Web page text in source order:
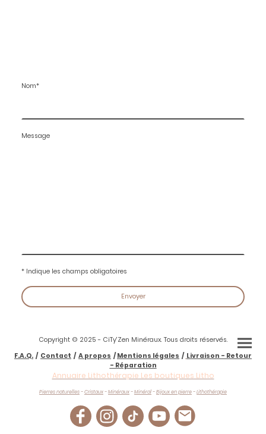
Nom*
Message
* Indique les champs obligatoires
Envoyer
Copyright © 2025 - CiTy'Zen Minéraux. Tous droits réservés.
F.A.Q. / Contact / A propos /Mentions légales / Livraison - Retour
- Réparation
Annuaire Lithothérapie Les boutiques Litho
Pierres naturelles-Cristaux-Minéraux-Minéral-Bijoux en pierre-Lithothérapie